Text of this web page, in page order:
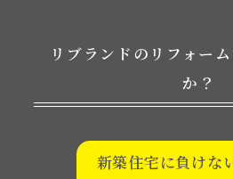
リブランドのリフォー
か？
新築住宅に負けな